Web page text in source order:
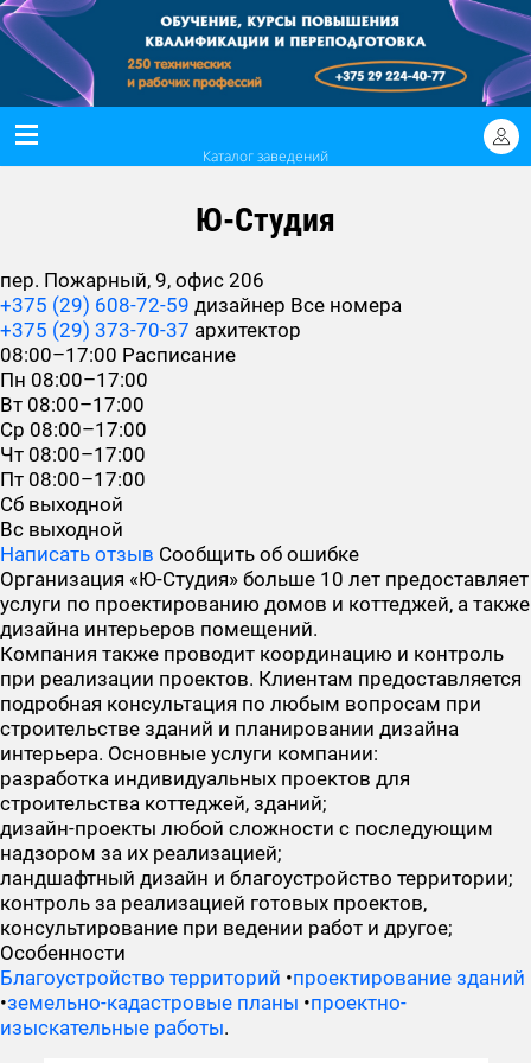
Каталог заведений
Ю-Студия
пер. Пожарный, 9, офис 206
+375 (29) 608-72-59 дизайнер Все номера
+375 (29) 373-70-37 архитектор
08:00–17:00 Расписание
Пн 08:00–17:00
Вт 08:00–17:00
Ср 08:00–17:00
Чт 08:00–17:00
Пт 08:00–17:00
Сб выходной
Вс выходной
Написать отзыв Сообщить об ошибке
Организация «Ю-Студия» больше 10 лет предоставляет
услуги по проектированию домов и коттеджей, а также
дизайна интерьеров помещений.
Компания также проводит координацию и контроль
при реализации проектов. Клиентам предоставляется
подробная консультация по любым вопросам при
строительстве зданий и планировании дизайна
интерьера. Основные услуги компании:
разработка индивидуальных проектов для
строительства коттеджей, зданий;
дизайн-проекты любой сложности с последующим
надзором за их реализацией;
ландшафтный дизайн и благоустройство территории;
контроль за реализацией готовых проектов,
консультирование при ведении работ и другое;
Особенности
Благоустройство территорий •проектирование зданий
•земельно-кадастровые планы •проектно-
изыскательные работы.